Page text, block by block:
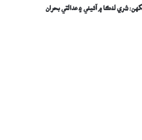
شري لنڪا ۾ آئيني ۽ عدالتي بحران